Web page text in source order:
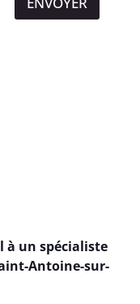
à un spécialiste
Antoine-sur-